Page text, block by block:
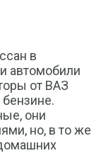
в
автомобили
от ВАЗ
они
но, в то же